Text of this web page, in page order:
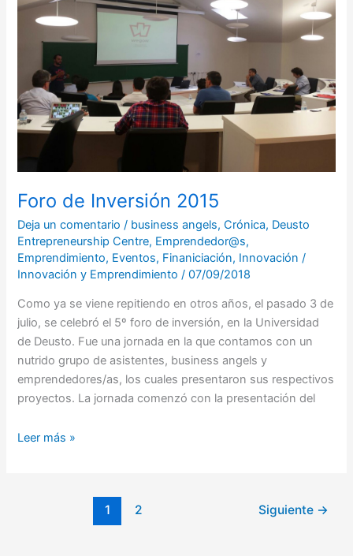
Foro de Inversión 2015
Deja un comentario / business angels,Crónica, Deusto
Entrepreneurship Centre, Emprendedor@s,
Emprendimiento, Eventos, Finaniciación, Innovación /
Innovación y Emprendimiento/07/09/2018
Como ya se viene repitiendo en otros años, el pasado 3 de
julio, se celebró el 5º foro de inversión, en la Universidad
de Deusto. Fue una jornada en la que contamos con un
nutrido grupo de asistentes, business angels y
emprendedores/as, los cuales presentaron sus respectivos
proyectos. La jornada comenzó con la presentación del
Leer más »
1 2 Siguiente →